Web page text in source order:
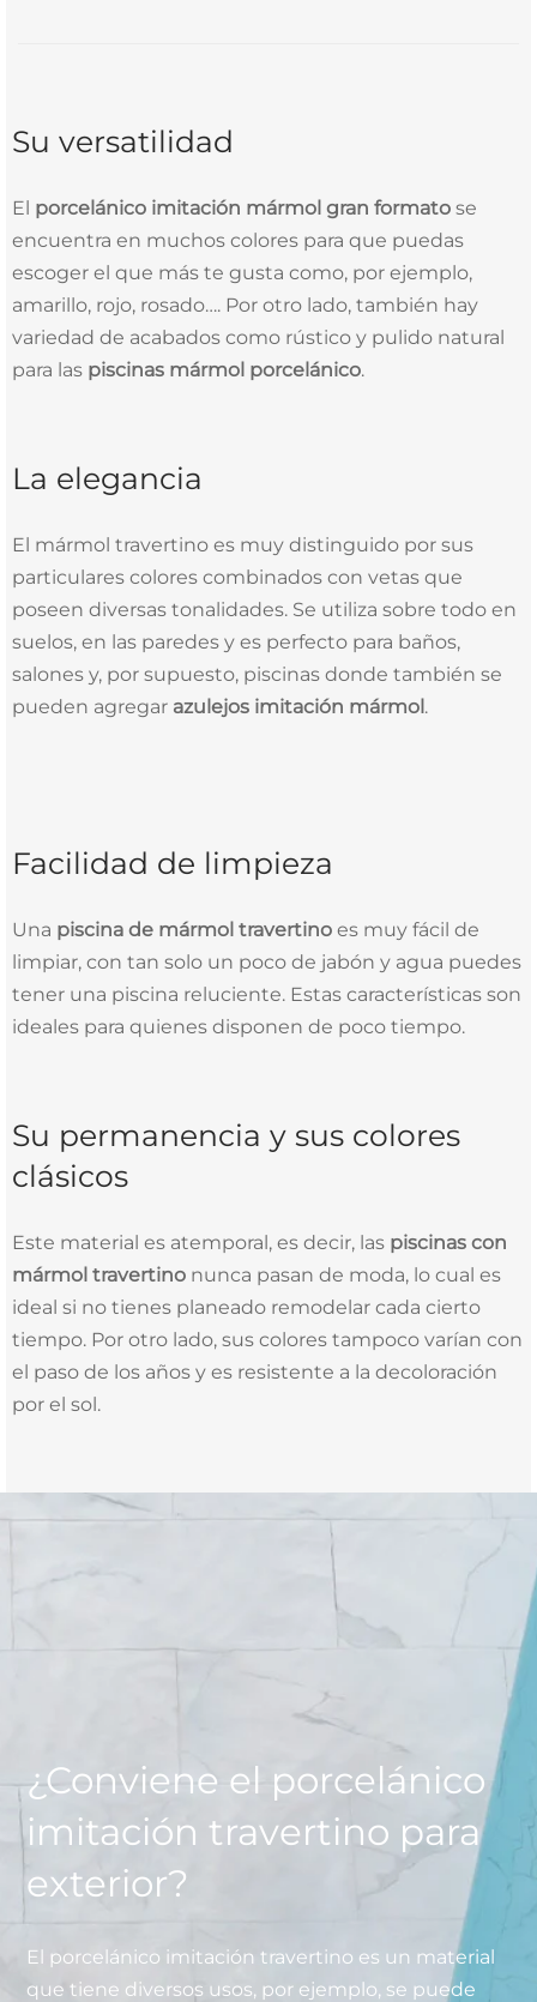
Su versatilidad
El porcelánico imitación mármol gran formato se
encuentra en muchos colores para que puedas
escoger el que más te gusta como, por ejemplo,
amarillo, rojo, rosado…. Por otro lado, también hay
variedad de acabados como rústico y pulido natural
para las piscinas mármol porcelánico.
La elegancia
El mármol travertino es muy distinguido por sus
particulares colores combinados con vetas que
poseen diversas tonalidades. Se utiliza sobre todo en
suelos, en las paredes y es perfecto para baños,
salones y, por supuesto, piscinas donde también se
pueden agregar azulejos imitación mármol.
Facilidad de limpieza
Una piscina de mármol travertino es muy fácil de
limpiar, con tan solo un poco de jabón y agua puedes
tener una piscina reluciente. Estas características son
ideales para quienes disponen de poco tiempo.
Su permanencia y sus colores
clásicos
Este material es atemporal, es decir, las piscinas con
mármol travertino nunca pasan de moda, lo cual es
ideal si no tienes planeado remodelar cada cierto
tiempo. Por otro lado, sus colores tampoco varían con
el paso de los años y es resistente a la decoloración
por el sol.
¿Conviene el porcelánico
imitación travertino para
exterior?
El porcelánico imitación travertino es un material
que tiene diversos usos, por ejemplo, se puede